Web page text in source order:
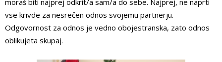
moraš biti najprej odkrit/a sam/a do sebe. Najprej, ne naprti
vse krivde za nesrečen odnos svojemu partnerju.
Odgovornost za odnos je vedno obojestranska, zato odnos
oblikujeta skupaj.